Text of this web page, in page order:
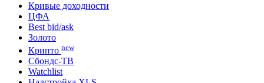
Портфель
Консенсусы
Поиск облигаций (ИИ)
Кривые доходности
ЦФА
Best bid/ask
Золото